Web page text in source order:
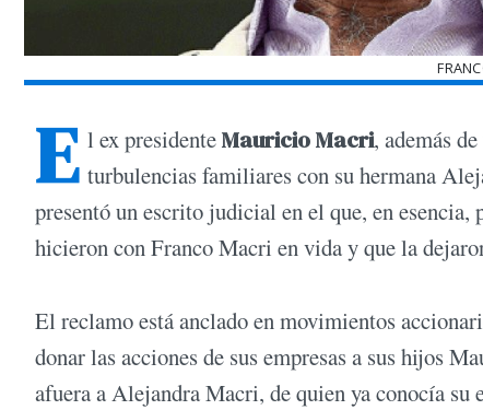
E l ex presidenteMauricio Macri, además
turbulencias familiares con su hermana
presentó un escrito judicial en el que, en
hicieron con Franco Macri en vida y que la
El reclamo está anclado en movimientos
donar las acciones de sus empresas a sus hijos
afuera a Alejandra Macri, de quien ya conocía su